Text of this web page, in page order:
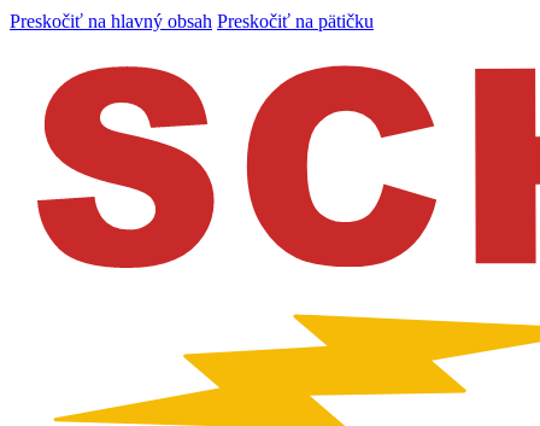
Preskočiť na hlavný obsah Preskočiť na pätičku